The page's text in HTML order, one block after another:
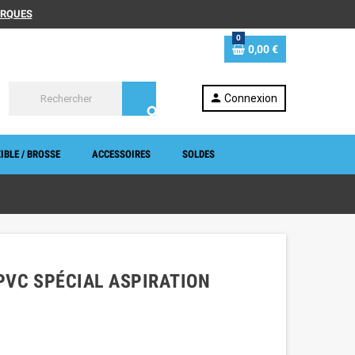
0
0,00 €
search
person Connexion
/ BROSSE ACCESSOIRES SOLDES
SPÉCIAL ASPIRATION